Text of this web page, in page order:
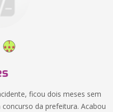
ficou dois meses sem
da prefeitura. Acabou